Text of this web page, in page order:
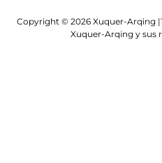
Copyright © 2026 Xuquer-Arqing
Xuquer-Arqing y sus